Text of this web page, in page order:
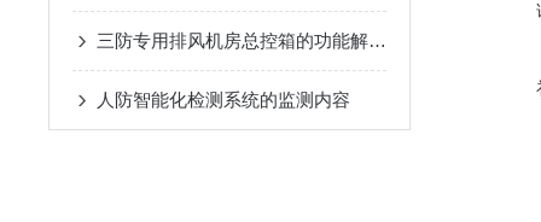
三防专用排风机房总控箱的功能解析：高效排风与压差精准控制
人防智能化检测系统的监测内容